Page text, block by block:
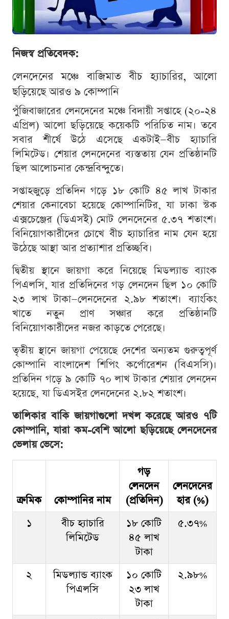
নিজস্ব প্রতিবেদক:
লেনদেনের মঞ্চে বাজিমাত বীচ হ্যাচারির, আলো
ছড়িয়েছে আরও ৯ কোম্পানি
পুঁজিবাজারের লেনদেনের মঞ্চে বিদায়ী সপ্তাহে (২০-২৪
এপ্রিল) আলো ছড়িয়েছে কয়েকটি পরিচিত নাম। তবে
সবার শীর্ষে উঠে এসেছে একটাই—বীচ হ্যাচারি
লিমিটেড। শেয়ার লেনদেনের ব্যস্ততায় যেন প্রতিষ্ঠানটি
ছিল আলোচনার কেন্দ্রবিন্দুতে।
সপ্তাহজুড়ে প্রতিদিন গড়ে ১৮ কোটি ৪৫ লাখ টাকার
শেয়ার কেনাবেচা হয়েছে কোম্পানিটির, যা ঢাকা স্টক
এক্সচেঞ্জের (ডিএসই) মোট লেনদেনের ৫.৩৭ শতাংশ।
বিনিয়োগকারীদের চোখে বীচ হ্যাচারির নাম যেন হয়ে
উঠেছে আস্থা আর প্রত্যাশার প্রতিচ্ছবি।
দ্বিতীয় স্থানে জায়গা করে নিয়েছে মিডল্যান্ড ব্যাংক
পিএলসি, যার প্রতিদিনের গড় লেনদেন ছিল ১০ কোটি
২৩ লাখ টাকা—লেনদেনের ২.৯৮ শতাংশ। ব্যাংকিং
খাতে নতুন প্রাণ সঞ্চার করে প্রতিষ্ঠানটি
বিনিয়োগকারীদের নজর কাড়তে পেরেছে।
তৃতীয় স্থানে জায়গা পেয়েছে দেশের অন্যতম গুরুত্বপূর্ণ
কোম্পানি বাংলাদেশ শিপিং কর্পোরেশন (বিএসসি)।
প্রতিদিন গড়ে ৯ কোটি ৭০ লাখ টাকার শেয়ার লেনদেন
হয়েছে, যা ডিএসইর লেনদেনের ২.৮২ শতাংশ।
তালিকার বাকি জায়গাগুলো দখল করেছে আরও ৭টি
কোম্পানি, যারা কম-বেশি আলো ছড়িয়েছে লেনদেনের
ভেলায় ভেসে:
ক্রমিক কোম্পানির নাম
গড়
লেনদেন
(প্রতিদিন)
লেনদেনের
হার (%)
১
বীচ হ্যাচারি
লিমিটেড
১৮ কোটি
৪৫ লাখ
টাকা
৫.৩৭%
২
মিডল্যান্ড ব্যাংক
পিএলসি
১০ কোটি
২৩ লাখ
টাকা
২.৯৮%